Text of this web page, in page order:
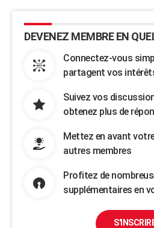
DEVENEZ MEMBRE EN
Connectez-vous
partagent vos
Suivez vos
obtenez plus de
Mettez en avant
autres membres
Profitez de
supplémentaires en